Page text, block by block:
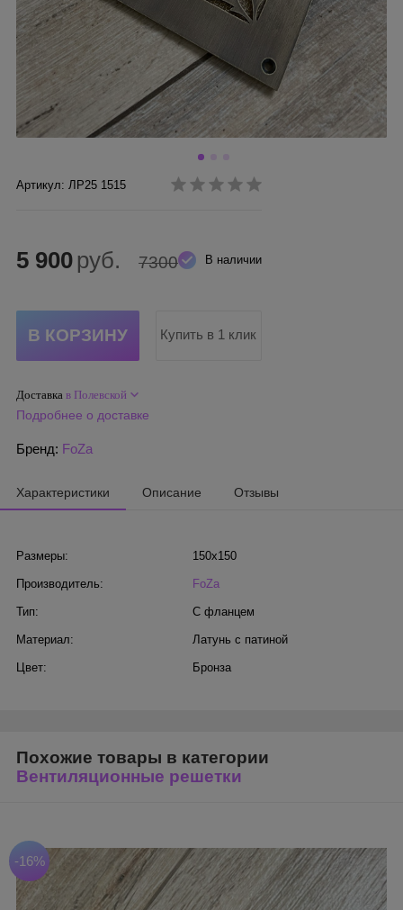
Артикул: ЛР25 1515
В наличии
5 900 руб. 7300
Купить в 1 клик
Доставка в Полевской
Подробнее о доставке
Бренд: FoZa
Характеристики Описание Отзывы
Размеры: 150х150
Производитель: FoZa
Тип: С фланцем
Материал: Латунь с патиной
Цвет: Бронза
Похожие товары в категории
Вентиляционные решетки
-16%